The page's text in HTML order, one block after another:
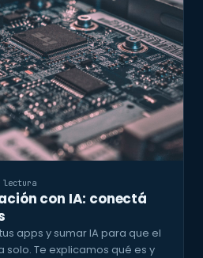
lectura
con IA: conectá
apps y sumar IA para que el
Te explicamos qué es y